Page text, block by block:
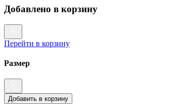
Добавлено в корзину
Перейти в корзину
Размер
Добавить в корзину